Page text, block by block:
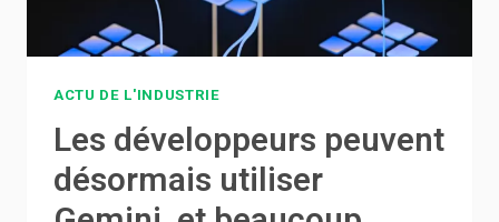
ACTU DE L'INDUSTRIE
Les développeurs peuvent
désormais utiliser